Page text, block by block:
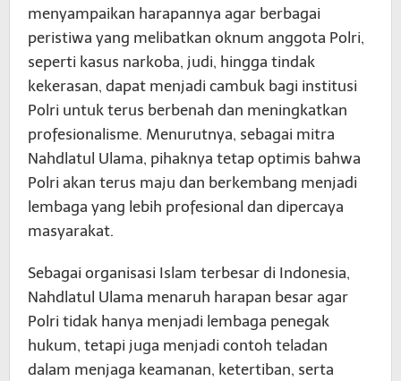
menyampaikan harapannya agar berbagai
peristiwa yang melibatkan oknum anggota Polri,
seperti kasus narkoba, judi, hingga tindak
kekerasan, dapat menjadi cambuk bagi institusi
Polri untuk terus berbenah dan meningkatkan
profesionalisme. Menurutnya, sebagai mitra
Nahdlatul Ulama, pihaknya tetap optimis bahwa
Polri akan terus maju dan berkembang menjadi
lembaga yang lebih profesional dan dipercaya
masyarakat.
Sebagai organisasi Islam terbesar di Indonesia,
Nahdlatul Ulama menaruh harapan besar agar
Polri tidak hanya menjadi lembaga penegak
hukum, tetapi juga menjadi contoh teladan
dalam menjaga keamanan, ketertiban, serta